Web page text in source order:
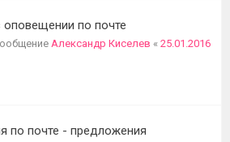
оповещении по почте
Александр Киселев « 25.01.2016
по почте - предложения